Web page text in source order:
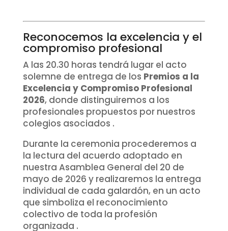
Reconocemos la excelencia y el
compromiso profesional
A las 20.30 horas tendrá lugar el acto
solemne de entrega de los Premios a la
Excelencia y Compromiso Profesional
2026, donde distinguiremos a los
profesionales propuestos por nuestros
colegios asociados .
Durante la ceremonia procederemos a
la lectura del acuerdo adoptado en
nuestra Asamblea General del 20 de
mayo de 2026 y realizaremos la entrega
individual de cada galardón, en un acto
que simboliza el reconocimiento
colectivo de toda la profesión
organizada .